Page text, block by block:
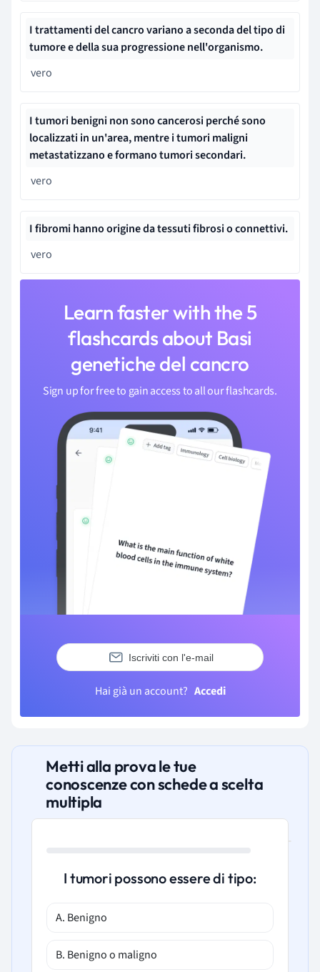
I trattamenti del cancro variano a seconda del tipo di
tumore e della sua progressione nell'organismo.
vero
I tumori benigni non sono cancerosi perché sono
localizzati in un'area, mentre i tumori maligni
metastatizzano e formano tumori secondari.
vero
I fibromi hanno origine da tessuti fibrosi o connettivi.
vero
Learn faster with the 5
flashcards about Basi
genetiche del cancro
Sign up for free to gain access to all our flashcards.
Iscriviti con l'e-mail
Hai già un account? Accedi
Metti alla prova le tue
conoscenze con schede a scelta
multipla
I tumori possono essere di tipo:
A. Benigno
B. Benigno o maligno